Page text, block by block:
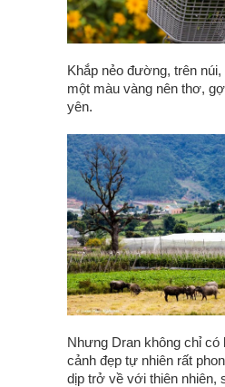
Khắp nẻo đường, trên
một màu vàng nên thơ,
yên.
Nhưng Dran không chỉ có
cảnh đẹp tự nhiên rất
dịp trở về với thiên nhiên,